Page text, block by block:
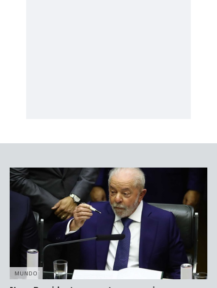
MUNDO